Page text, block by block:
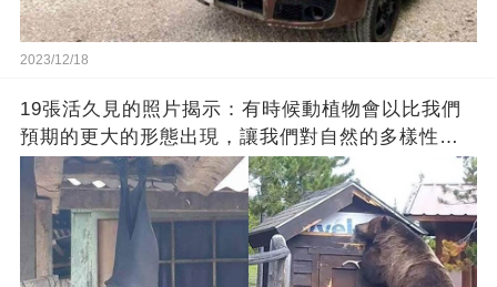
2023/12/18
19張活久見的照片揭示：有時候動植物會以比我們
預期的更大的形態出現，讓我們對自然的多樣性感
到驚嘆